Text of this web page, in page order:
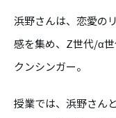
浜野さんは、恋愛の
感を集め、Z世代/α
クンシンガー。
授業では、浜野さん